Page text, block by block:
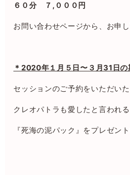
６０分 ７,０００円
お問い合わせページから、お申
＊2020年１月５日〜３月31日の
セッションのご予約をいただい
クレオパトラも愛したと言われる
『死海の泥パック』をプレゼン